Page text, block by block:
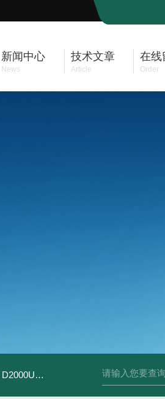
新闻中心
News
技术文章
Article
在线
Order
D2000U-500K-1200-1200-EVD2000-EV双向直流电源